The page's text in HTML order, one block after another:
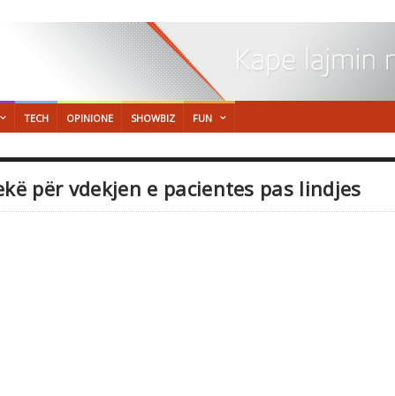
TECH OPINIONE SHOWBIZ FUN
për vdekjen e pacientes pas lindjes